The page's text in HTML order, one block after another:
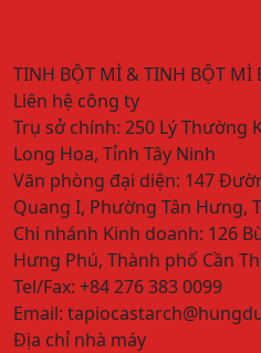
TINH BỘT MÌ & TINH BỘT MÌ
Liên hệ công ty
Trụ sở chính: 250 Lý Thường
Long Hoa, Tỉnh Tây Ninh
Văn phòng đại diện: 147
Quang I, Phường Tân Hưng,
Chi nhánh Kinh doanh: 126
Hưng Phú, Thành phố Cần
Tel/Fax: +84 276 383 0099
Email:
Địa chỉ nhà máy